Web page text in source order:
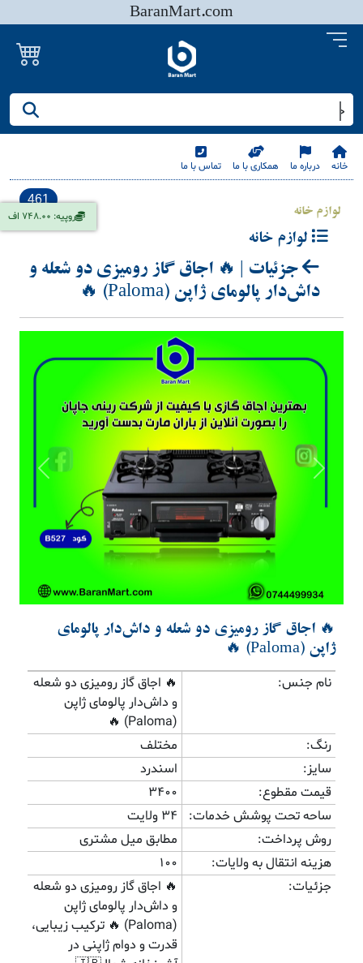
BaranMart.com
جستجو کنید/ همه چیز در باران مارت
خانه درباره ما همکاری با ما تماس با ما
روپیه: 748.00 اف
461
لوازم خانه
لوازم خانه
جزئیات | 🔥 اجاق گاز رومیزی دو شعله و
داش‌دار پالومای ژاپن (Paloma) 🔥
Next
🔥 اجاق گاز رومیزی دو شعله و داش‌دار پالومای
ژاپن (Paloma) 🔥
نام جنس:
🔥 اجاق گاز رومیزی دو شعله
و داش‌دار پالومای ژاپن
(Paloma) 🔥
رنگ:
مختلف
سایز:
اسندرد
قیمت مقطوع:
3400
ساحه تحت پوشش خدمات:
34 ولایت
روش پرداخت:
مطابق میل مشتری
هزینه انتقال به ولایات:
100
جزئیات:
🔥 اجاق گاز رومیزی دو شعله
و داش‌دار پالومای ژاپن
(Paloma) 🔥 ترکیب زیبایی،
قدرت و دوام ژاپنی در